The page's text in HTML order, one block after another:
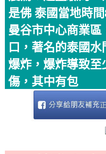
是佛 泰國當地時間
曼谷市中心商業
口，著名的泰國
爆炸，爆炸導致至
傷，其中有包